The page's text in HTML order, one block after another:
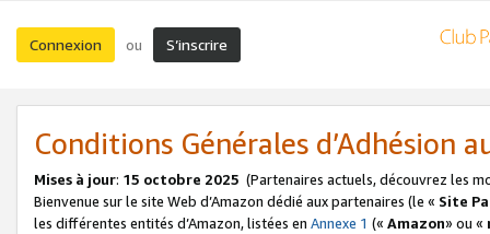
Connexion ou S’inscrire
Conditions Générales d’Adhésion
Mises à jour: 15 octobre 2025 (Partenaires actuels, découvrez les
Bienvenue sur le site Web d’Amazon dédié aux partenaires (le « Site
les différentes entités d’Amazon, listées en Annexe 1 (« Amazon» ou «